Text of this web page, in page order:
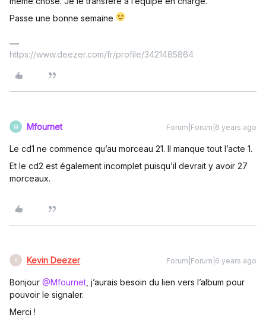
Passe une bonne semaine
https://www.deezer.com/fr/profile/3421485864
M Mfournet Forum|Forum|6 years ago
Le cd1 ne commence qu’au morceau 21. Il manque tout l’acte 1.
Et le cd2 est également incomplet puisqu’il devrait y avoir 27
morceaux.
K Kevin Deezer Forum|Forum|6 years ago
Bonjour @Mfournet , j’aurais besoin du lien vers l’album pour
pouvoir le signaler.
Merci !